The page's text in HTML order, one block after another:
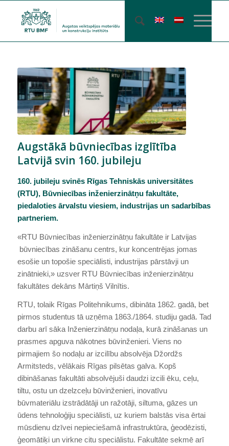
Augstākā būvniecības izglītība
Latvijā svin 160. jubileju
160. jubileju svinēs Rīgas Tehniskās universitātes
(RTU),Būvniecības inženierzinātņu fakultāte,
piedaloties ārvalstu viesiem, industrijas un sadarbības
partneriem.
«RTU Būvniecības inženierzinātņu fakultāte ir Latvijas
būvniecības zināšanu centrs, kur koncentrējas jomas
esošie un topošie speciālisti, industrijas pārstāvji un
zinātnieki,» uzsver RTU Būvniecības inženierzinātņu
fakultātes dekāns Mārtiņš Vilnītis.
RTU, tolaik Rīgas Politehnikums, dibināta 1862. gadā, bet
pirmos studentus tā uzņēma 1863./1864. studiju gadā. Tad
darbu arī sāka Inženierzinātņu nodaļa, kurā zināšanas un
prasmes apguva nākotnes būvinženieri. Viens no
pirmajiem šo nodaļu ar izcilību absolvēja Džordžs
Armitsteds, vēlākais Rīgas pilsētas galva. Kopš
dibināšanas fakultāti absolvējuši daudzi izcili ēku, ceļu,
tiltu, ostu un dzelzceļu būvinženieri, inovatīvu
būvmateriālu izstrādātāji un ražotāji, siltuma, gāzes un
ūdens tehnoloģiju speciālisti, uz kuriem balstās visa ērtai
mūsdienu dzīvei nepieciešamā infrastruktūra, ģeodēzisti,
ģeomātiķi un virkne citu speciālistu. Fakultāte sekmē arī